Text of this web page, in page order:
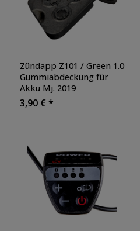
Zündapp Z101 / Green 1.0
Gummiabdeckung für
Akku Mj. 2019
3,90 € *